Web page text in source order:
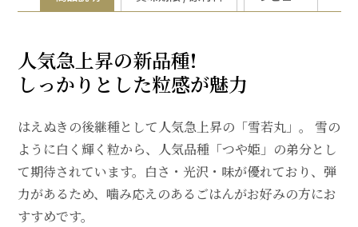
人気急上昇の新品種!
しっかりとした粒感が魅力
はえぬきの後継種として人気急上昇の「雪若丸」。 雪の
ように白く輝く粒から、人気品種「つや姫」の弟分とし
て期待されています。白さ・光沢・味が優れており、弾
力があるため、噛み応えのあるごはんがお好みの方にお
すすめです。